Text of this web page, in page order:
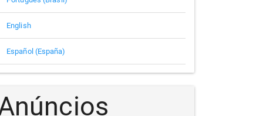
English
Español (España)